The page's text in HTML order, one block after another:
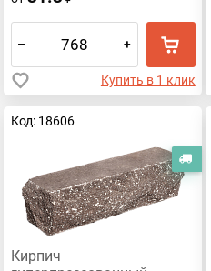
– +
Купить в 1 клик
Код: 18606
Кирпич